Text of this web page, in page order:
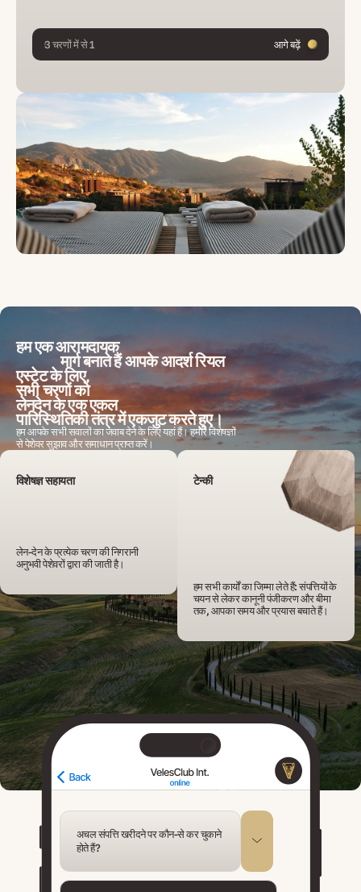
3 चरणों में से 1 आगे बढ़ें
हम एक आरामदायक
मार्ग बनाते हैंआपके आदर्श रियल
एस्टेट के लिए,
सभी चरणों को
लेनदेन के एक एकल
पारिस्थितिकी तंत्र में एकजुट करते हुए।
हम आपके सभी सवालों का जवाब देने के लिए यहां हैं। हमारे विशेषज्ञों
से पेशेवर सुझाव और समाधान प्राप्त करें।
विशेषज्ञ सहायता
लेन-देन के प्रत्येक चरण की निगरानी
अनुभवी पेशेवरों द्वारा की जाती है।
टेन्की
हम सभी कार्यों का जिम्मा लेते हैं: संपत्तियों के
चयन से लेकर कानूनी पंजीकरण और बीमा
तक, आपका समय और प्रयास बचाते हैं।
अचल संपत्ति खरीदने पर कौन-से कर चुकाने
होते हैं?